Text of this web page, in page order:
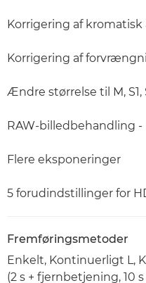
Korrigering af kromatisk
Korrigering af
Ændre størrelse til M, S1,
RAW-billedbehandling
Flere eksponeringer
5 forudindstillinger for
Fremføringsmetoder
Enkelt, Kontinuerligt L,
(2 s + fjernbetjening, 10